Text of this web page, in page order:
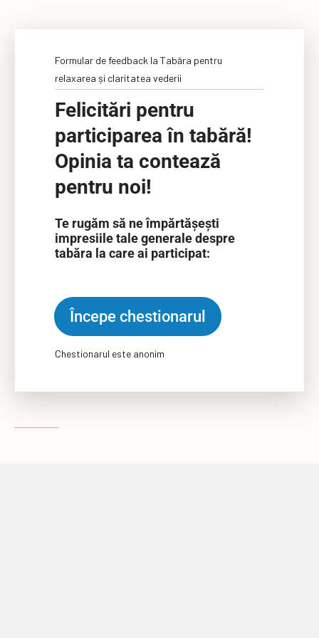
Formular de feedback la Tabăra pentru
relaxarea și claritatea vederii
Felicitări pentru
participarea în tabără!
Opinia ta contează
pentru noi!
Te rugăm să ne împărtășești
impresiile tale generale despre
tabăra la care ai participat:
Începe chestionarul
Chestionarul este anonim